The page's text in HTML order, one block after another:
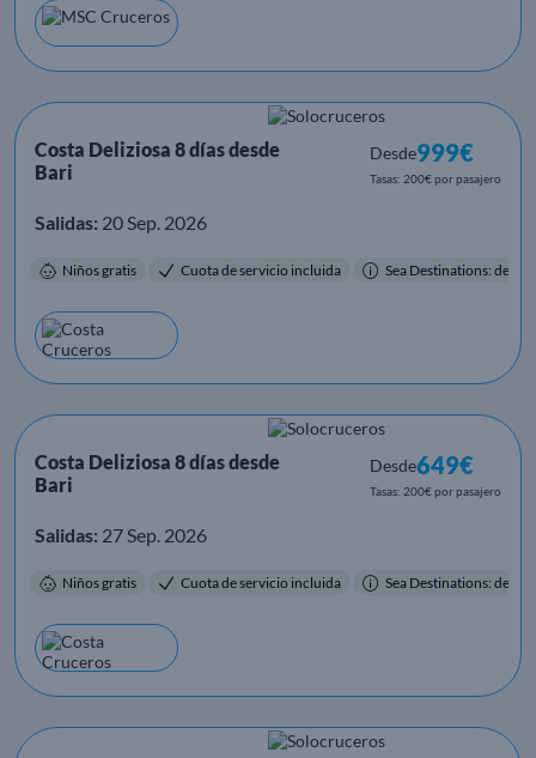
Costa Deliziosa 8 días desde
Bari
Desde999€
Tasas: 200€ por pasajero
Salidas: 20 Sep. 2026
Niños gratis Cuota de servicio incluida Sea Destinations:
Costa Deliziosa 8 días desde
Bari
Desde649€
Tasas: 200€ por pasajero
Salidas: 27 Sep. 2026
Niños gratis Cuota de servicio incluida Sea Destinations: